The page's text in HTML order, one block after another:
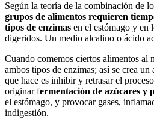
Según la teoría de la combinación de
grupos de alimentos requieren
tipos de enzimas en el estómago y en
digeridos. Un medio alcalino o ácido
Cuando comemos ciertos alimentos al
ambos tipos de enzimas; así se crea
que hace es inhibir y retrasar el
originar fermentación de azúcares y
el estómago, y provocar gases,
indigestión.